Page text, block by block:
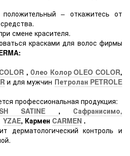
– откажитесь от
смене красителя.
красками для волос фирмы
, Олео Колор OLEO COLOR,
и для мужчин Петролан PETROLE
профессиональная продукция:
SATINE , Сафранисимо,
YZAE, Кармен CARMEN .
дерматологический контроль и